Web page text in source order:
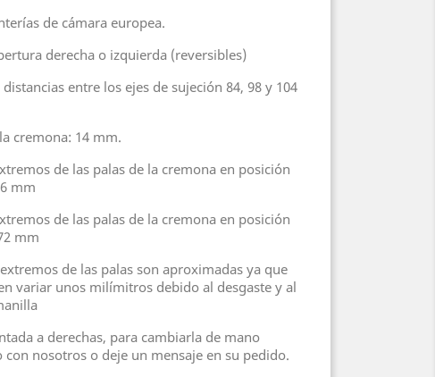
de cámara europea.
derecha o izquierda (reversibles)
entre los ejes de sujeción 84, 98 y 104
cremona: 14 mm.
de las palas de la cremona en posición
mm
de las palas de la cremona en posición
mm
de las palas son aproximadas ya que
variar unos milímitros debido al desgaste y al
a derechas, para cambiarla de mano
con nosotros o deje un mensaje en su pedido.